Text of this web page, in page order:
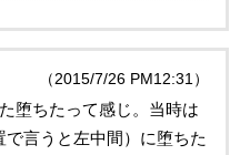
（2015/7/26 PM12:31）
堕ちたって感じ。当時は
言うと左中間）に堕ちた